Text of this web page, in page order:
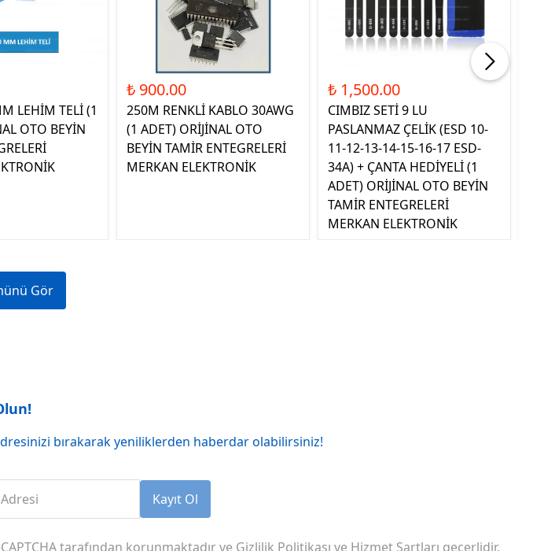
LEHİM TELİ (1
OTO BEYİN
₺ 900.00
250M RENKLİ KABLO 30AWG
(1 ADET) ORİJİNAL OTO
BEYİN TAMİR ENTEGRELERİ
MERKAN ELEKTRONİK
₺ 1,500.00
CIMBIZ SETİ 9 LU
PASLANMAZ ÇELİK (ESD 10-
11-12-13-14-15-16-17 ESD-
34A) + ÇANTA HEDİYELİ (1
ADET) ORİJİNAL OTO BEYİN
TAMİR ENTEGRELERİ
MERKAN ELEKTRONİK
Gör
bırakarak yeniliklerden haberdar olabilirsiniz!
Kayıt Ol
tarafından korunmaktadır ve Gizlilik Politikası ve Hizmet Şartları geçerlidir.